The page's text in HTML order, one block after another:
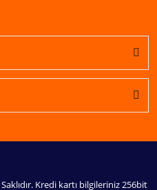
Kredi kartı bilgileriniz 256bit